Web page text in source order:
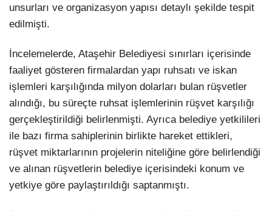
unsurları ve organizasyon yapısı detaylı şekilde tespit
edilmişti.
İncelemelerde, Ataşehir Belediyesi sınırları içerisinde
faaliyet gösteren firmalardan yapı ruhsatı ve iskan
işlemleri karşılığında milyon dolarları bulan rüşvetler
alındığı, bu süreçte ruhsat işlemlerinin rüşvet karşılığı
gerçekleştirildiği belirlenmişti. Ayrıca belediye yetkilileri
ile bazı firma sahiplerinin birlikte hareket ettikleri,
rüşvet miktarlarının projelerin niteliğine göre belirlendiği
ve alınan rüşvetlerin belediye içerisindeki konum ve
yetkiye göre paylaştırıldığı saptanmıştı.